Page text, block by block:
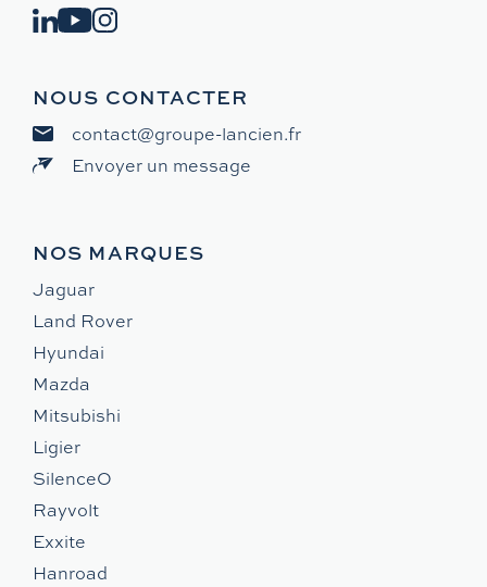
NOUS CONTACTER
contact@groupe-lancien.fr
Envoyer un message
NOS MARQUES
Jaguar
Land Rover
Hyundai
Mazda
Mitsubishi
Ligier
SilenceO
Rayvolt
Exxite
Hanroad